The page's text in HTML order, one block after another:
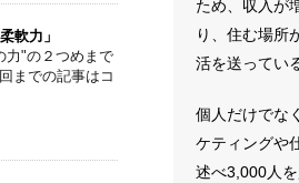
軟力」
力"の２つめまで
までの記事はコ
ため、収入が
り、住む場所
活を送ってい
個人だけでな
ケティングや
述べ3,000人を